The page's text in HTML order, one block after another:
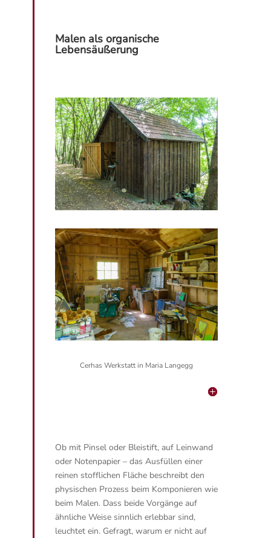
Malen als organische
Lebensäußerung
Cerhas Werkstatt in Maria Langegg
Ob mit Pinsel oder Bleistift, auf Leinwand
oder Notenpapier – das Ausfüllen einer
reinen stofflichen Fläche beschreibt den
physischen Prozess beim Komponieren wie
beim Malen. Dass beide Vorgänge auf
ähnliche Weise sinnlich erlebbar sind,
leuchtet ein. Gefragt, warum er nicht auf